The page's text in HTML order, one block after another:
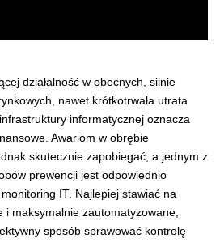
działalność w obecnych, silnie
nawet krótkotrwała utrata
informatycznej oznacza
Awariom w obrębie
skutecznie zapobiegać, a jednym z
prewencji jest odpowiednio
IT. Najlepiej stawiać na
i maksymalnie zautomatyzowane,
sposób sprawować kontrolę